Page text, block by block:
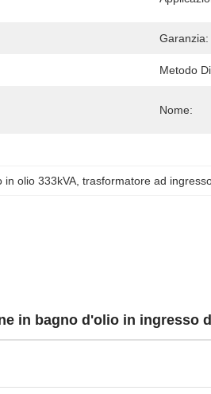
Garanzia:
Metodo
Nome:
in olio 333kVA trasformatore ad
in bagno d'olio in ingresso